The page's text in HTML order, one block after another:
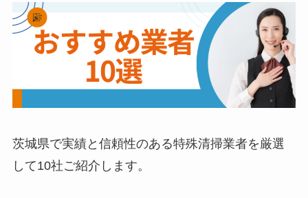
茨城県で実績と信頼性のある特殊清掃業者を厳選
して10社ご紹介します。